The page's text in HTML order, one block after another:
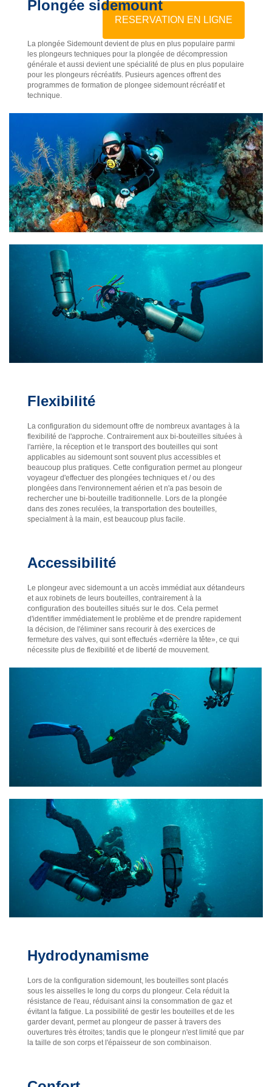
Plongée sidemount
RESERVATION EN LIGNE
La plongée Sidemount devient de plus en plus populaire parmi
les plongeurs techniques pour la plongée de décompression
générale et aussi devient une spécialité de plus en plus populaire
pour les plongeurs récréatifs. Pusieurs agences offrent des
programmes de formation de plongee sidemount récréatif et
technique.
Flexibilité
La configuration du sidemount offre de nombreux avantages à la
flexibilité de l'approche. Contrairement aux bi-bouteilles situées à
l'arrière, la réception et le transport des bouteilles qui sont
applicables au sidemount sont souvent plus accessibles et
beaucoup plus pratiques. Cette configuration permet au plongeur
voyageur d'effectuer des plongées techniques et / ou des
plongées dans l'environnement aérien et n'a pas besoin de
rechercher une bi-bouteille traditionnelle. Lors de la plongée
dans des zones reculées, la transportation des bouteilles,
specialment à la main, est beaucoup plus facile.
Accessibilité
Le plongeur avec sidemount a un accès immédiat aux détandeurs
et aux robinets de leurs bouteilles, contrairement à la
configuration des bouteilles situés sur le dos. Cela permet
d'identifier immédiatement le problème et de prendre rapidement
la décision, de l'éliminer sans recourir à des exercices de
fermeture des valves, qui sont effectués «derrière la tête», ce qui
nécessite plus de flexibilité et de liberté de mouvement.
Hydrodynamisme
Lors de la configuration sidemount, les bouteilles sont placés
sous les aisselles le long du corps du plongeur. Cela réduit la
résistance de l'eau, réduisant ainsi la consommation de gaz et
évitant la fatigue. La possibilité de gestir les bouteilles et de les
garder devant, permet au plongeur de passer à travers des
ouvertures très étroites; tandis que le plongeur n'est limité que par
la taille de son corps et l'épaisseur de son combinaison.